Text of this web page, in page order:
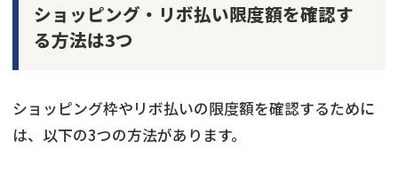
ショッピング・リボ払い限度額を確認す
る方法は3つ
ショッピング枠やリボ払いの限度額を確認するために
は、以下の3つの方法があります。